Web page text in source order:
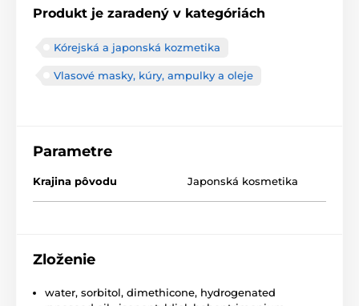
Produkt je zaradený v kategóriách
Kórejská a japonská kozmetika
Vlasové masky, kúry, ampulky a oleje
Parametre
Krajina pôvodu Japonská kosmetika
Zloženie
water, sorbitol, dimethicone, hydrogenated